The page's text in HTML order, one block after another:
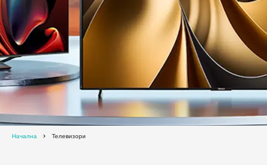
Начална Телевизори